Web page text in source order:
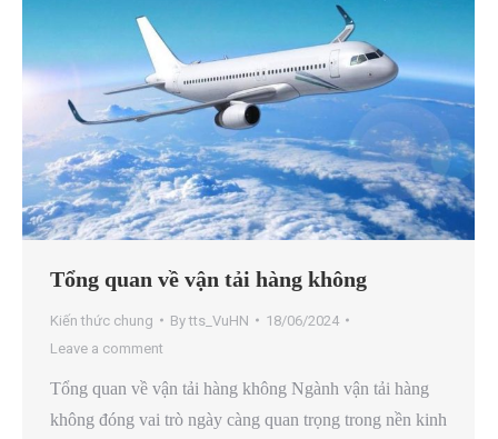
Tổng quan về vận tải hàng không
Kiến thức chung Bytts_VuHN
18/06/2024
Leave a comment
Tổng quan về vận tải hàng không Ngành vận tải hàng
không đóng vai trò ngày càng quan trọng trong nền kinh